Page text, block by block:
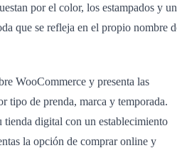
por el color, los estampados y un
que se refleja en el propio nombre
WooCommerce y presenta las
tipo de prenda, marca y temporada.
tienda digital con un establecimiento
la opción de comprar online y